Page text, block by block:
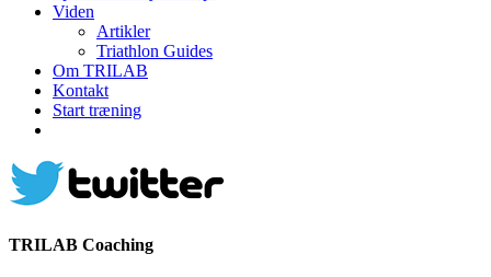
Viden
Artikler
Triathlon Guides
Om TRILAB
Kontakt
Start træning
TRILAB Coaching